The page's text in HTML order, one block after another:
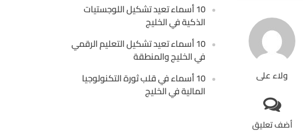
10 أسماء تعيد تشكيل اللوجستيات
الذكية في الخليج
10 أسماء تعيد تشكيل التعليم الرقمي
في الخليج والمنطقة
10 أسماء في قلب ثورة التكنولوجيا
المالية في الخليج
ولاء على
أضف تعليق